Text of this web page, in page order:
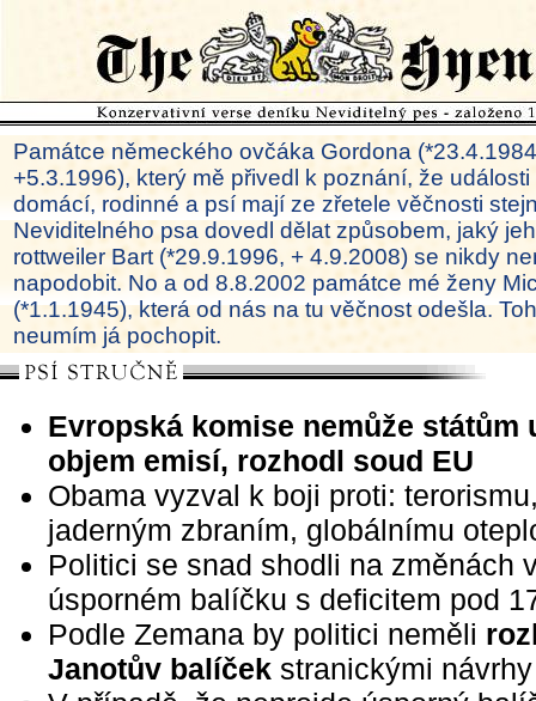
Památce německého ovčáka Gordona
+5.3.1996), který mě přivedl k poznání, že
domácí, rodinné a psí mají ze zřetele věčnosti
Neviditelného psa dovedl dělat způsobem, jaký
rottweiler Bart (*29.9.1996, + 4.9.2008) se nikdy
napodobit. No a od 8.8.2002 památce mé ženy
(*1.1.1945), která od nás na tu věčnost odešla.
neumím já pochopit.
Evropská komise nemůže státům
objem emisí, rozhodl soud EU
Obama vyzval k boji proti:
jaderným zbraním, globálnímu
Politici se snad shodli na změnách
úsporném balíčku s deficitem pod
Podle Zemana by politici neměli
Janotův balíček stranickými návrhy